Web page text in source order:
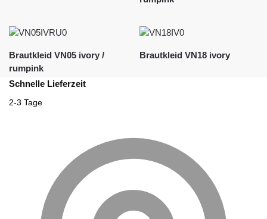
Brautkleid VN05 ivory /
rumpink
Brautkleid VN18 ivory
Schnelle Lieferzeit
2-3 Tage